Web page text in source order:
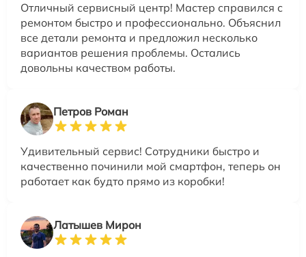
Отличный сервисный центр! Мастер справился с
ремонтом быстро и профессионально. Объяснил
все детали ремонта и предложил несколько
вариантов решения проблемы. Остались
довольны качеством работы.
Петров Роман
Удивительный сервис! Сотрудники быстро и
качественно починили мой смартфон, теперь он
работает как будто прямо из коробки!
Латышев Мирон